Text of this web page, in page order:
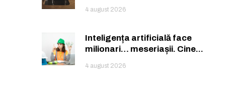
4 august 2026
Inteligența artificială face
milionari… meseriașii. Cine...
4 august 2026